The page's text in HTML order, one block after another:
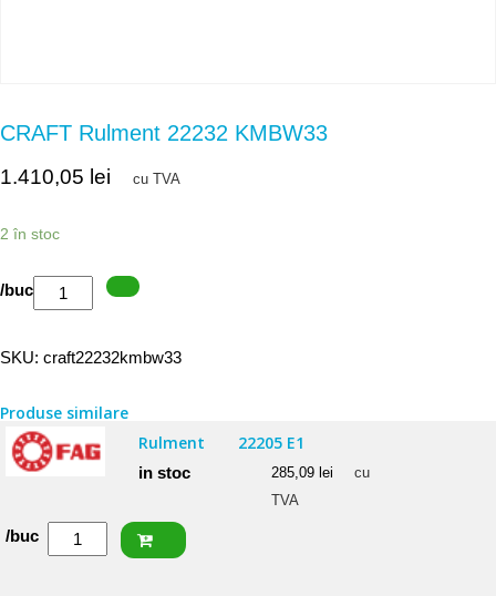
CRAFT Rulment 22232 KMBW33
1.410,05 lei cu TVA
2 în stoc
Cantitate
CRAFT
/buc
SKU: craft22232kmbw33
Produse similare
Rulment
22205 E1
in stoc 285,09 lei
cu
TVA
Cantitate
/buc